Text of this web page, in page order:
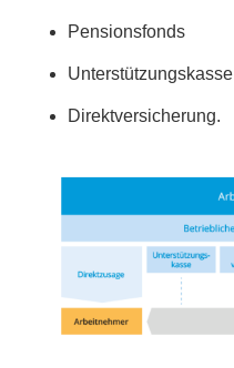
Pensionsfonds
Unterstützungskasse
Direktversicherung.